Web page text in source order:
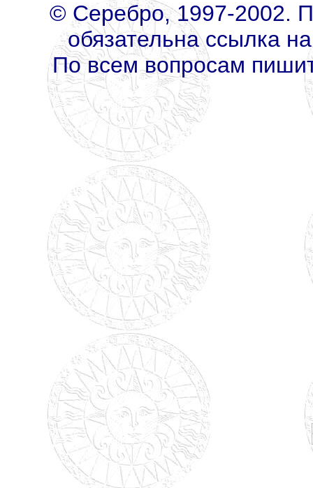
© Серебро, 1997-2002.
обязательна ссылка
По всем вопросам